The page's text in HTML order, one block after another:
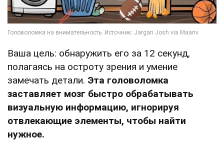
Ваша цель: обнаружить его за 12 секунд,
полагаясь на остроту зрения и умение
замечать детали. Эта головоломка
заставляет мозг быстро обрабатывать
визуальную информацию, игнорируя
отвлекающие элементы, чтобы найти
нужное.